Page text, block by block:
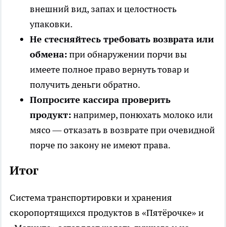
внешний вид, запах и целостность
упаковки.
Не стесняйтесь требовать возврата или
обмена: при обнаружении порчи вы
имеете полное право вернуть товар и
получить деньги обратно.
Попросите кассира проверить
продукт: например, понюхать молоко или
мясо — отказать в возврате при очевидной
порче по закону не имеют права.
Итог
Система транспортировки и хранения
скоропортящихся продуктов в «Пятёрочке» и